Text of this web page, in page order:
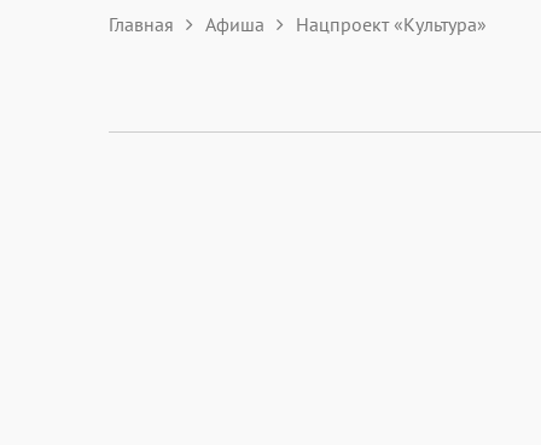
Главная Афиша Нацпроект «Культура»